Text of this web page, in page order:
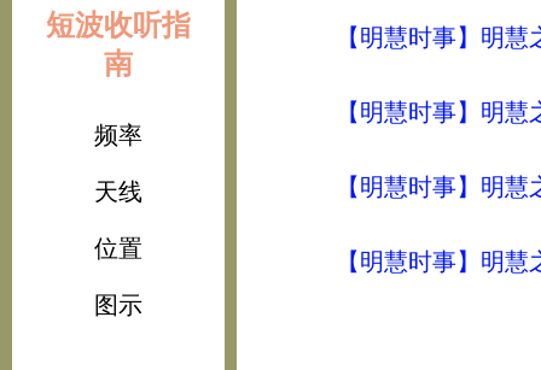
短波收听指
南
频率
天线
位置
图示
【明慧时事】明
【明慧时事】明
【明慧时事】明
【明慧时事】明